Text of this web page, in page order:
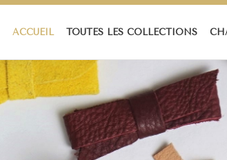
ACCUEIL TOUTES LES COLLECTIONS